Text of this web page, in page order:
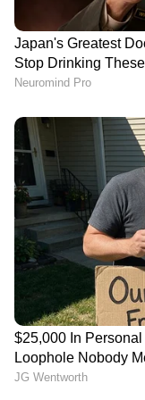
പ്രതിയെന്ന്
LATEST VIDEOS
CJP